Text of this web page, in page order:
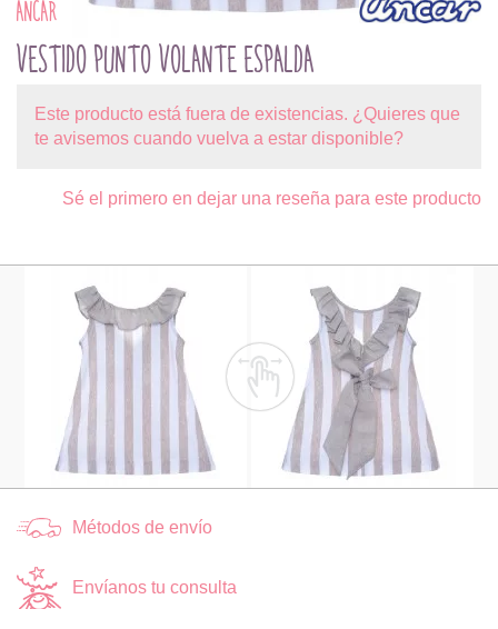
ANCAR
VESTIDO PUNTO VOLANTE ESPALDA
Este producto está fuera de existencias. ¿Quieres que
te avisemos cuando vuelva a estar disponible?
Sé el primero en dejar una reseña para este producto
Métodos de envío
Envíanos tu consulta